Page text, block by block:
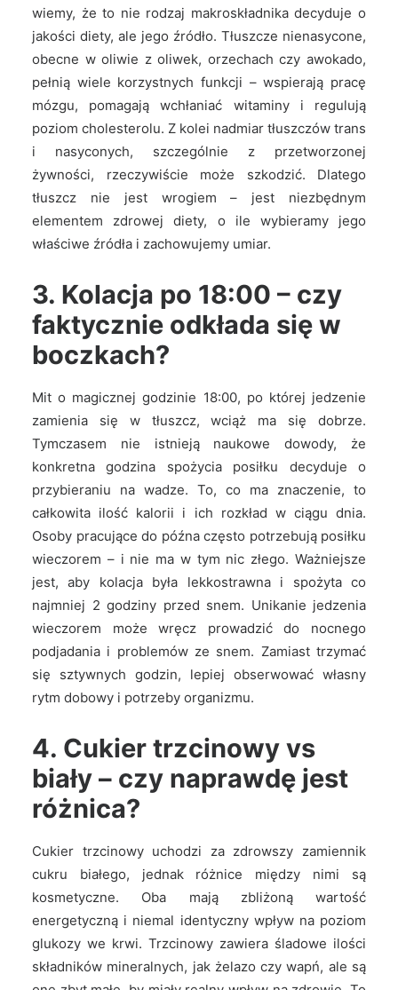
wiemy, że to nie rodzaj makroskładnika decyduje o
jakości diety, ale jego źródło. Tłuszcze nienasycone,
obecne w oliwie z oliwek, orzechach czy awokado,
pełnią wiele korzystnych funkcji – wspierają pracę
mózgu, pomagają wchłaniać witaminy i regulują
poziom cholesterolu. Z kolei nadmiar tłuszczów trans
i nasyconych, szczególnie z przetworzonej
żywności, rzeczywiście może szkodzić. Dlatego
tłuszcz nie jest wrogiem – jest niezbędnym
elementem zdrowej diety, o ile wybieramy jego
właściwe źródła i zachowujemy umiar.
3. Kolacja po 18:00 – czy
faktycznie odkłada się w
boczkach?
Mit o magicznej godzinie 18:00, po której jedzenie
zamienia się w tłuszcz, wciąż ma się dobrze.
Tymczasem nie istnieją naukowe dowody, że
konkretna godzina spożycia posiłku decyduje o
przybieraniu na wadze. To, co ma znaczenie, to
całkowita ilość kalorii i ich rozkład w ciągu dnia.
Osoby pracujące do późna często potrzebują posiłku
wieczorem – i nie ma w tym nic złego. Ważniejsze
jest, aby kolacja była lekkostrawna i spożyta co
najmniej 2 godziny przed snem. Unikanie jedzenia
wieczorem może wręcz prowadzić do nocnego
podjadania i problemów ze snem. Zamiast trzymać
się sztywnych godzin, lepiej obserwować własny
rytm dobowy i potrzeby organizmu.
4. Cukier trzcinowy vs
biały – czy naprawdę jest
różnica?
Cukier trzcinowy uchodzi za zdrowszy zamiennik
cukru białego, jednak różnice między nimi są
kosmetyczne. Oba mają zbliżoną wartość
energetyczną i niemal identyczny wpływ na poziom
glukozy we krwi. Trzcinowy zawiera śladowe ilości
składników mineralnych, jak żelazo czy wapń, ale są